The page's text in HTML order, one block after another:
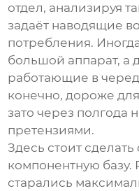
отдел, анализируя
задаёт наводящие
потребления.
большой аппарат, а
работающие в
конечно, дороже для
зато через полгода
претензиями.
Здесь стоит
компонентную
старались